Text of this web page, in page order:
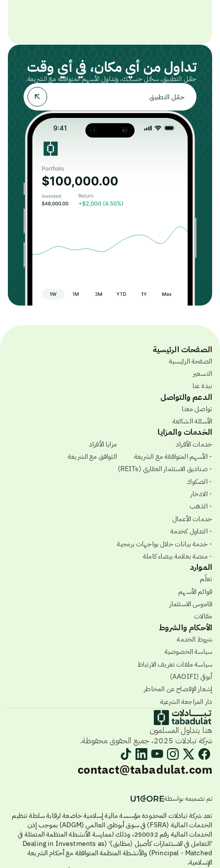
تداول من أي مكان، في أي وقت
حمّل التطبيق، سجّل حسابك، وتداول الأسهم المتوافقة مع الشريعة.
حمّل التطبيق
الصفحات الرئيسية
الصفحة الرئيسية
التسعير
نبذة عنا
الدعم والتواصل
تواصل معنا
الأسئلة الشائعة
الخدمات والمزايا
خدمات الأفراد
- الأسهم المتوافقة مع الشريعة
- صناديق الاستثمار العقاري (REITs)
- الصكوك
- الادخار
- الذهب
خدمات الأعمال
- التداول كخدمة
- خدمة بيانات حلال بواجهات برمجية
- منصة بعلامة بيضاء كاملة
مزايا الأفراد
التوافق مع الشريعة
الموارد
تعلّم
قوائم الأسهم
قاموس الاستثمار
مقالات
الأحكام والشروط
شروط الخدمة
سياسة الخصوصية
سياسة ملفات تعريف الارتباط
أيوفي (AAOIFI)
إشعار الإفصاح عن المخاطر
دار المراجعة الشرعية
هنا يتداول المسلمون
شركة تبادلات 2025، جميع الحقوق محفوظة.
contact@tabadulat.com
تم تصميمه بواسطة
تعد شركة تبادلات المحدودة مؤسسة مالية إسلامية خاضعة لرقابة سلطة تنظيم
الخدمات المالية (FSRA) في سوق أبوظبي العالمي (ADGM) بموجب إذن
الخدمات المالية رقم 250032، وذلك لممارسة الأنشطة المنظمة المتمثلة في
'التعامل في الاستثمارات كأصيل (مطابق)' (Dealing in Investments as
Principal - Matched) والأنشطة المنظمة المتوافقة مع أحكام الشريعة
الإسلامية.